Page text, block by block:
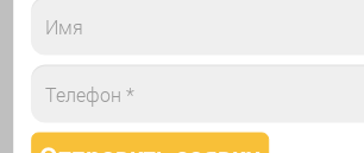
Арки и гирлянды из шаров